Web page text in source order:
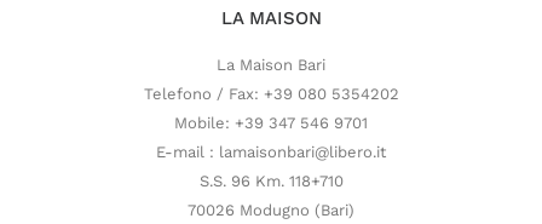
LA MAISON
La Maison Bari
Telefono / Fax: +39 080 5354202
Mobile: +39 347 546 9701
E-mail : lamaisonbari@libero.it
S.S. 96 Km. 118+710
70026 Modugno (Bari)